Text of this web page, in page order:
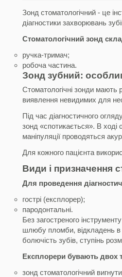
Зонд стоматологічний - це
діагностики захворювань
Стоматологічний зонд
ручка-тримач;
робоча частина.
Зонд зубний:
Стоматологічні зонди мають
виявлення невидимих ​​для
Під час діагностичного
зонд «спотикається». В ході
маніпуляції проводяться
Для кожного пацієнта
Види і призначення
Для проведення
гострі (експлорер);
пародонтальні.
Без загостреного
шлюбу пломби, відкладень в
болючість зубів, ступінь
Експлорери бувають двох
зонд стоматологічний